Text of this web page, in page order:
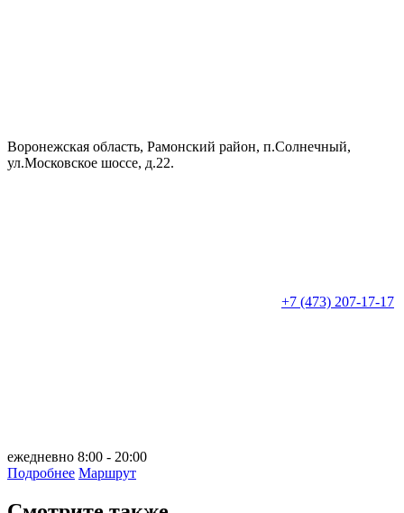
Воронежская область, Рамонский район, п.Солнечный,
ул.Московское шоссе, д.22.
+7 (473) 207-17-17
ежедневно 8:00 - 20:00
Подробнее Маршрут